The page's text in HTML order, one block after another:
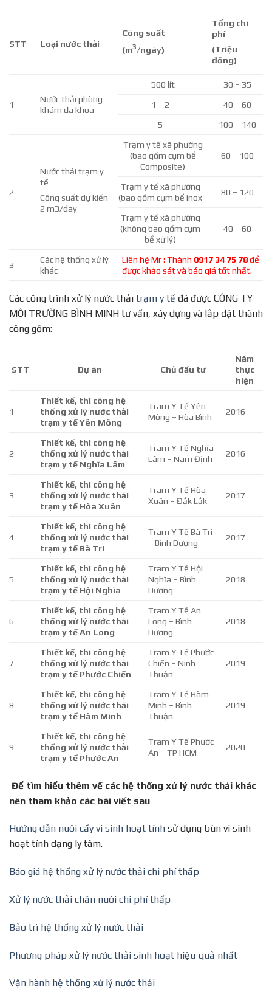
STT Loại nước thải
Công suất
(m3/ngày)
Tổng chi
phí
(Triệu
đồng)
1
Nước thải phòng
khám đa khoa
500 lít 30 – 35
1 – 2 40 – 60
5 100 – 140
2
Nước thải trạm y
tế
Công suất dự kiến
2 m3/day
Trạm y tế xã phường
(bao gồm cụm bể
Composite)
60 – 100
Trạm y tế xã phường
(bao gồm cụm bể inox
80 – 120
Trạm y tế xã phường
(không bao gồm cụm
bể xử lý)
40 – 60
3
Các hệ thống xử lý
khác
Liên hệ Mr : Thành 0917 34 75 78để
được khảo sát và báo giá tốt nhất.
Các công trình xử lý nước thải trạm y tế đã được CÔNG TY
MÔI TRƯỜNG BÌNH MINH tư vấn, xây dựng và lắp đặt thành
công gồm:
STT Dự án Chủ đầu tư
Năm
thực
hiện
1
Thiết kế, thi công hệ
thống xử lý nước thải
trạm y tế Yên Mông
Tram Y Tế Yên
Mông – Hòa Bình
2016
2
Thiết kế, thi công hệ
thống xử lý nước thải
trạm y tế Nghĩa Lâm
Tram Y Tế Nghĩa
Lâm – Nam Định
2016
3
Thiết kế, thi công hệ
thống xử lý nước thải
trạm y tế Hòa Xuân
Tram Y Tế Hòa
Xuân – Đắk Lắk
2017
4
Thiết kế, thi công hệ
thống xử lý nước thải
trạm y tế Bà Tri
Tram Y Tế Bà Tri
– Bình Dương
2017
5
Thiết kế, thi công hệ
thống xử lý nước thải
trạm y tế Hội Nghĩa
Tram Y Tế Hội
Nghĩa – Bình
Dương
2018
6
Thiết kế, thi công hệ
thống xử lý nước thải
trạm y tế An Long
Tram Y Tế An
Long – Bình
Dương
2018
7
Thiết kế, thi công hệ
thống xử lý nước thải
trạm y tế Phước Chiến
Tram Y Tế Phước
Chiến – Ninh
Thuận
2019
8
Thiết kế, thi công hệ
thống xử lý nước thải
trạm y tế Hàm Minh
Tram Y Tế Hàm
Minh – Bình
Thuận
2019
9
Thiết kế, thi công hệ
thống xử lý nước thải
trạm y tế Phước An
Tram Y Tế Phước
An – TP HCM
2020
Để tìm hiểu thêm về các hệ thống xử lý nước thải khác
nên tham khảo các bài viết sau
Hướng dẫn nuôi cấy vi sinh hoạt tính sử dụng bùn vi sinh
hoạt tính dạng ly tâm.
Báo giá hệ thống xử lý nước thải chi phí thấp
Xử lý nước thải chăn nuôi chi phí thấp
Bảo trì hệ thống xử lý nước thải
Phương pháp xử lý nước thải sinh hoạt hiệu quả nhất
Vận hành hệ thống xử lý nước thải